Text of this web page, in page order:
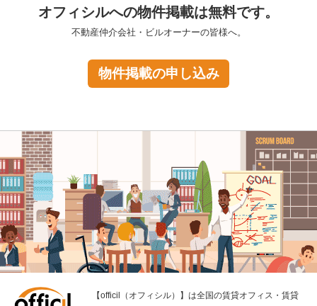
オフィシルへの物件掲載は無料です。
不動産仲介会社・ビルオーナーの皆様へ。
物件掲載の申し込み
【officil（オフィシル）】は全国の賃貸オフィス・賃貸